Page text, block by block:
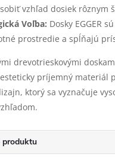
vzhľad dosiek rôznym
Voľba: Dosky EGGER
prostredie a spĺňajú
drevotrieskovými
príjemný materiál
ktorý sa vyznačuje
produktu